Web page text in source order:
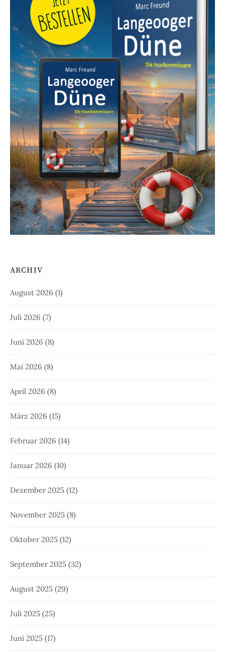
ARCHIV
August 2026 (1)
Juli 2026 (7)
Juni 2026 (8)
Mai 2026 (8)
April 2026 (8)
März 2026 (15)
Februar 2026 (14)
Januar 2026 (10)
Dezember 2025 (12)
November 2025 (8)
Oktober 2025 (12)
September 2025 (32)
August 2025 (29)
Juli 2025 (25)
Juni 2025 (17)